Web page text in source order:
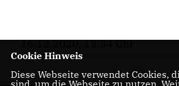
16.12.2020, 13:34 Uhr
Cookie Hinweis
Diese Webseite verwendet Cookies,
sind, um die Webseite zu nutzen.